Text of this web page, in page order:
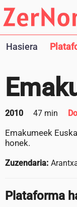
Hasiera
2010 47 min
Emakumeek
honek.
Zuzendaria:
Plataforma